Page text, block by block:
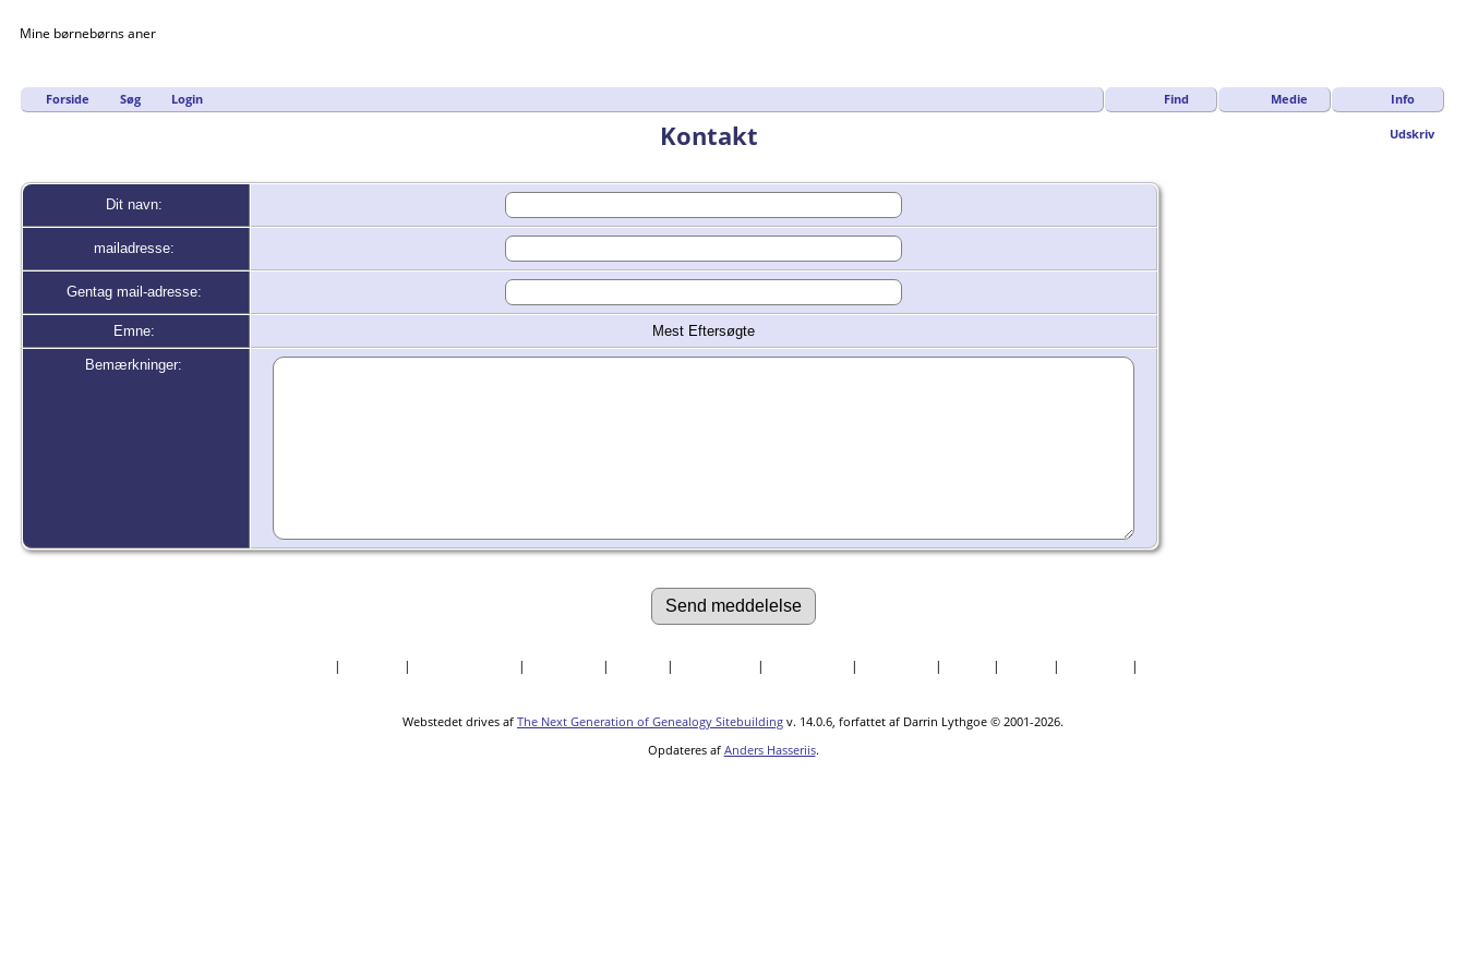
Mine børnebørns aner
Find Medie Info
Forside Søg Login
Udskriv
Kontakt
Dit navn:
mailadresse:
Gentag mail-adresse:
Emne: Mest Eftersøgte
Bemærkninger:
| | | | | | | | | | |
Webstedet drives af The Next Generation of Genealogy Sitebuilding v. 14.0.6, forfattet af Darrin Lythgoe © 2001-2026.
Opdateres af Anders Hasseriis.